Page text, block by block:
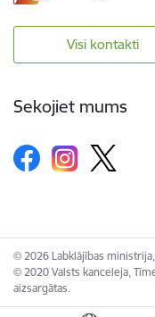
Visi kontakti
Sekojiet mums
© 2026 Labklājības
© 2020 Valsts kanceleja,
aizsargātas.